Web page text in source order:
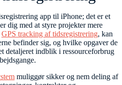
app til iPhone; det er et
dig med at styre projekter mere
GPS tracking af tidsregistrering, kan
befinder sig, og hvilke opgaver de
detaljeret indblik i ressourceforbrug
muliggør sikker og nem deling af